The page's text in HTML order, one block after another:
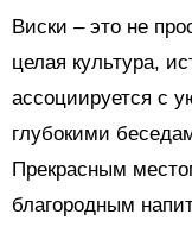
Виски – это не
целая культура,
ассоциируется с
глубокими
Прекрасным
благородным